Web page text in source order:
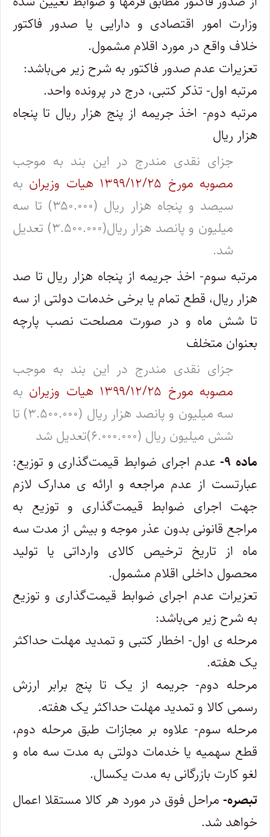
وزارت امور اقتصادی و دارایی یا صدور ‌فاکتور
خلاف واقع در مورد اقلام مشمول.
تعزیرات عدم صدور فاکتور به شرح زیر می‌باشد:
مرتبه اول- تذکر کتبی، درج در پرونده واحد.
مرتبه دوم- اخذ جریمه از پنج هزار ریال تا پنجاه
هزار ریال
جزای نقدی مندرج در این بند به موجب
مصوبه مورخ ۱۳۹۹/۱۲/۲۵ هیات وزیران
به
سیصد و پنجاه هزار ریال (۳۵۰.۰۰۰) تا سه
میلیون و پانصد هزار ریال(۳.۵۰۰.۰۰۰) تعدیل
شد.
مرتبه سوم- اخذ جریمه از پنجاه هزار ریال تا صد
هزار ریال، قطع تمام یا برخی خدمات دولتی از سه
تا شش ماه و در صورت مصلحت نصب پارچه
‌بعنوان متخلف
جزای نقدی مندرج در این بند به موجب
مصوبه مورخ ۱۳۹۹/۱۲/۲۵ هیات وزیران
به
سه میلیون و پانصد هزار ریال (۳.۵۰۰.۰۰۰) تا
شش میلیون ریال (۶.۰۰۰.۰۰۰)تعدیل شد
ماده ۹-
عدم اجرای ضوابط قیمت‌گذاری و توزیع:
عبارتست از عدم مراجعه و ارائه‌ ی مدارک لازم
جهت اجرای ضوابط قیمت‌گذاری و توزیع به‌
مراجع قانونی بدون عذر موجه و بیش از مدت سه
ماه از تاریخ ترخیص کالای وارداتی یا تولید
محصول داخلی اقلام مشمول.
تعزیرات عدم اجرای ضوابط قیمت‌گذاری و توزیع
به شرح زیر می‌باشد:
مرحله ی اول- اخطار کتبی و تمدید مهلت حداکثر
یک هفته.
مرحله دوم- جریمه از یک تا پنج برابر ارزش
رسمی کالا و تمدید مهلت حداکثر یک هفته.
مرحله سوم- علاوه بر مجازات طبق مرحله دوم،
قطع سهمیه یا خدمات دولتی به مدت سه ماه و
لغو کارت بازرگانی به مدت یکسال.
تبصره- مراحل فوق در مورد هر کالا مستقلا اعمال
خواهد شد.